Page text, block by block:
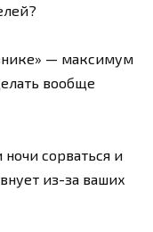
— максимум
вообще
сорваться и
из-за ваших